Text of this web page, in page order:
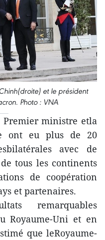
et le président
Photo : VNA
Premier ministre etla
ont eu plus de 20
avec de
tous les continents
de coopération
et partenaires.
remarquables
Royaume-Uni et en
que leRoyaume-